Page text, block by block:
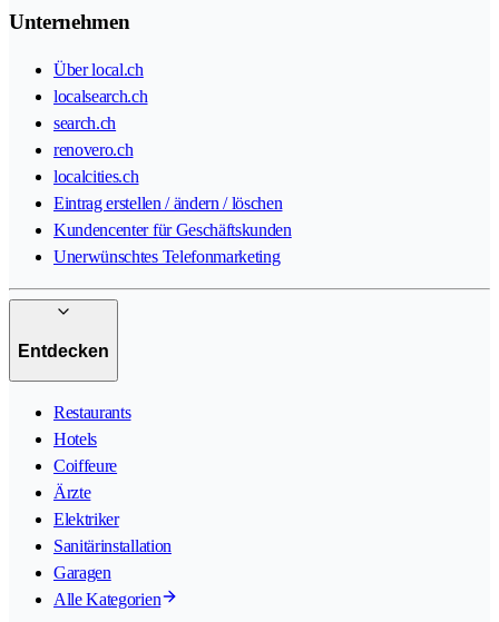
Unternehmen
Über local.ch
localsearch.ch
search.ch
renovero.ch
localcities.ch
Eintrag erstellen / ändern / löschen
Kundencenter für Geschäftskunden
Unerwünschtes Telefonmarketing
Entdecken
Restaurants
Hotels
Coiffeure
Ärzte
Elektriker
Sanitärinstallation
Garagen
Alle Kategorien